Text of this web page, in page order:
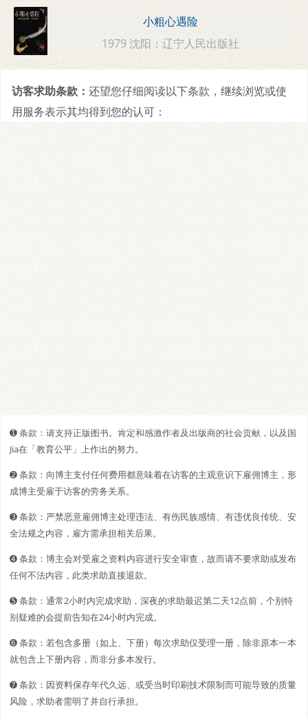
小粗心遇险
1979 沈阳：辽宁人民出版社
访客求助条款： 还望您仔细阅读以下条款，继续浏览或使
用服务表示其均得到您的认可：
➊️ 条款：请支持正版图书。肯定和感激作者及出版商的社会贡献，以及国
Jia在「教育公平」上作出的努力。
➋️️ 条款：向博主支付任何费用都意味着在访客的主观意识下雇佣博主，形
成博主受雇于访客的劳务关系。
➌ 条款：严禁恶意雇佣博主处理违法、有伤民族感情、有违优良传统、安
全法规之内容，雇方需承担相关后果。
➍ 条款：博主会对受雇之资料内容进行安全审查，故而请不要求助或发布
任何不法内容，此类求助直接退款。
➎ 条款：通常2小时内完成求助，深夜的求助最迟第二天12点前，个别特
别疑难的会提前告知在24小时内完成。
➏ 条款：若包含多册（如上、下册）每次求助仅受理一册，除非原本一本
就包含上下册内容，而非分多本发行。
➐ 条款：因资料保存年代久远、或受当时印刷技术限制而可能导致的质量
风险，求助者需明了并自行承担。